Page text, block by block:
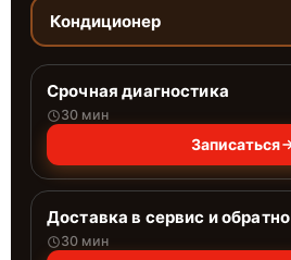
Кондиционер
Срочная диагностика
30 мин
Записаться
Доставка в сервис и обратно
30 мин